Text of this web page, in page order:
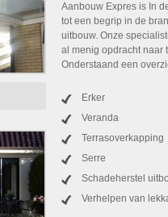
Aanbouw Expres is In
tot een begrip in de
uitbouw. Onze
al menig opdracht naar
Onderstaand een
Erker
Veranda
Terrasoverkapping
Serre
Schadeherstel
Verhelpen van